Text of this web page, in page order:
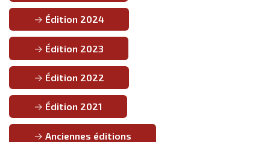
Édition 2024
Édition 2023
Édition 2022
Édition 2021
Anciennes éditions